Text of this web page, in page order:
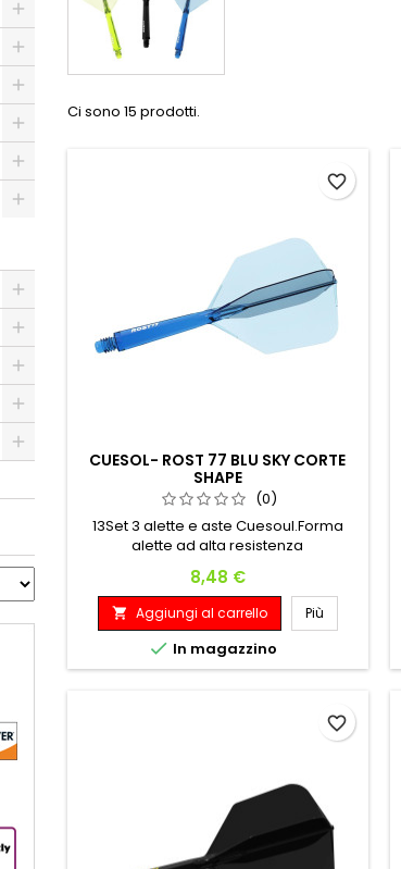
Ci sono 15 prodotti.
CUESOL- ROST 77 BLU SKY CORTE
SHAPE
(0)
13Set 3 alette e aste Cuesoul.Forma
alette ad alta resistenza
Prezzo
8,48 €
 Aggiungi al carrello Più
 In magazzino
favorite_border
favorite_border